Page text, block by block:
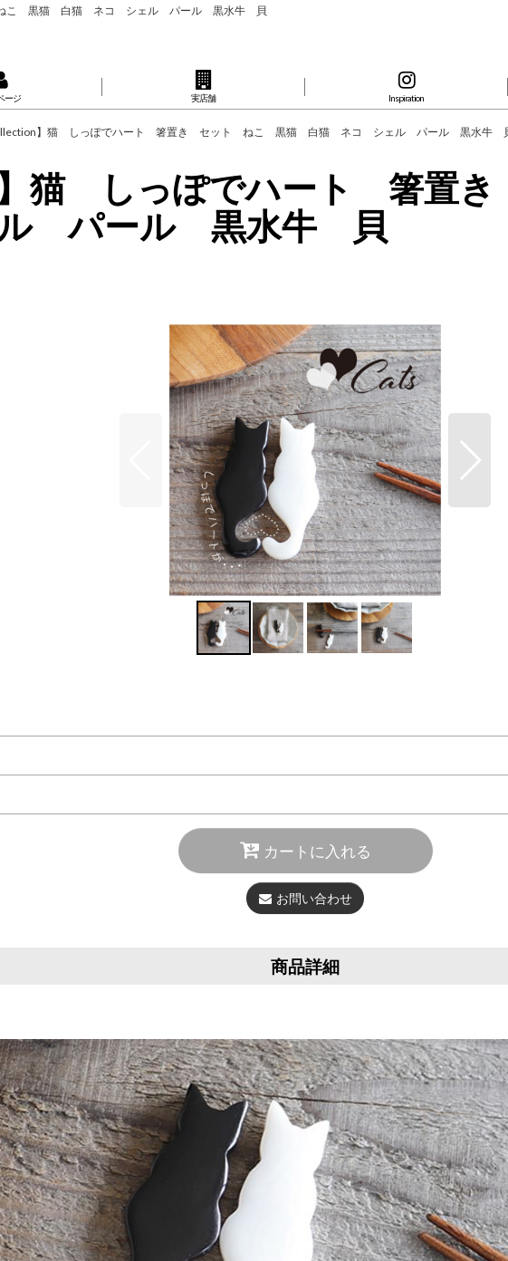
ねこ 黒猫 白猫 ネコ シェル パール 黒水牛 貝
ージ 実店舗 Inspiration
】猫 しっぽでハート 箸置き セット ねこ 黒猫 白猫 ネコ シェル パール 黒水牛
】猫 しっぽでハート 箸
パール 黒水牛 貝
カートに入れる
お問い合わせ
商品詳細